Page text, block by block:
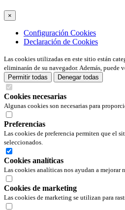
×
Configuración Cookies
Declaración de Cookies
Las cookies utilizadas en este sitio están
eliminarán de su navegador. Además,
Permitir todas
Denegar todas
Cookies necesarias
Algunas cookies son necesarias para
Preferencias
Las cookies de preferencia permiten que el
seleccionados.
Cookies analíticas
Las cookies analíticas nos ayudan a
Cookies de marketing
Las cookies de marketing se utilizan para